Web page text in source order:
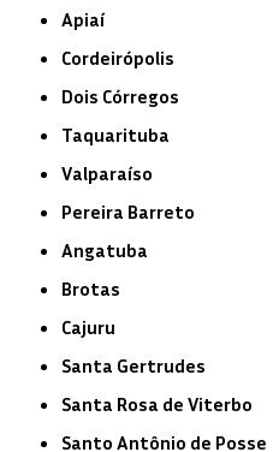
Apiaí
Cordeirópolis
Dois Córregos
Taquarituba
Valparaíso
Pereira Barreto
Angatuba
Brotas
Cajuru
Santa Gertrudes
Santa Rosa de Viterbo
Santo Antônio de Posse